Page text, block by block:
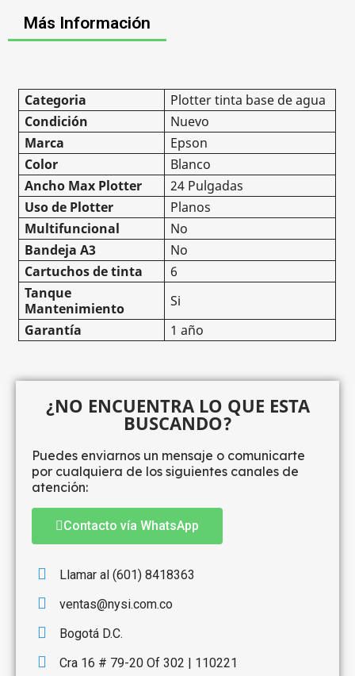
Más Información
Categoria
Plotter tinta base de agua
Condición
Nuevo
Marca
Epson
Color
Blanco
Ancho Max Plotter
24 Pulgadas
Uso de Plotter
Planos
Multifuncional
No
Bandeja A3
No
Cartuchos de tinta
6
Tanque
Mantenimiento
Si
Garantía
1 año
¿NO ENCUENTRA LO QUE ESTA
BUSCANDO?
Puedes enviarnos un mensaje o comunicarte
por cualquiera de los siguientes canales de
atención:
Contacto vía WhatsApp
Llamar al (601) 8418363
ventas@nysi.com.co
Bogotá D.C.
Cra 16 # 79-20 Of 302 | 110221